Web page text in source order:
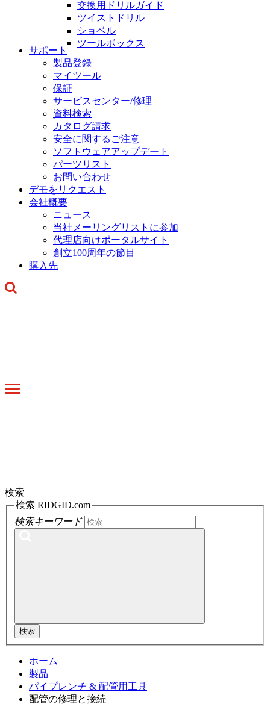
交換用ドリルガイド
ツイストドリル
ショベル
ツールボックス
サポート
製品登録
マイツール
保証
サービスセンター/修理
資料検索
カタログ請求
安全に関するご注意
ソフトウェアアップデート
パーツリスト
お問い合わせ
デモをリクエスト
会社概要
ニュース
当社メーリングリストに参加
代理店向けポータルサイト
創立100周年の節目
購入先
Toggle
検索
検索 RIDGID.com
検索キーワード
検索
ホーム
製品
パイプレンチ & 配管用工具
配管の修理と接続